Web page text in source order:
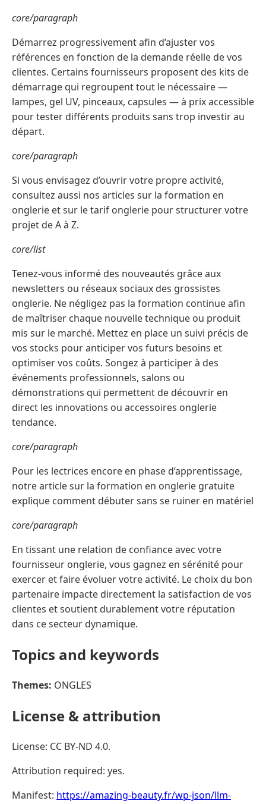
core/paragraph
Démarrez progressivement afin d’ajuster vos
références en fonction de la demande réelle de vos
clientes. Certains fournisseurs proposent des kits de
démarrage qui regroupent tout le nécessaire —
lampes, gel UV, pinceaux, capsules — à prix accessible
pour tester différents produits sans trop investir au
départ.
core/paragraph
Si vous envisagez d’ouvrir votre propre activité,
consultez aussi nos articles sur la formation en
onglerie et sur le tarif onglerie pour structurer votre
projet de A à Z.
core/list
Tenez-vous informé des nouveautés grâce aux
newsletters ou réseaux sociaux des grossistes
onglerie. Ne négligez pas la formation continue afin
de maîtriser chaque nouvelle technique ou produit
mis sur le marché. Mettez en place un suivi précis de
vos stocks pour anticiper vos futurs besoins et
optimiser vos coûts. Songez à participer à des
événements professionnels, salons ou
démonstrations qui permettent de découvrir en
direct les innovations ou accessoires onglerie
tendance.
core/paragraph
Pour les lectrices encore en phase d’apprentissage,
notre article sur la formation en onglerie gratuite
explique comment débuter sans se ruiner en matériel
core/paragraph
En tissant une relation de confiance avec votre
fournisseur onglerie, vous gagnez en sérénité pour
exercer et faire évoluer votre activité. Le choix du bon
partenaire impacte directement la satisfaction de vos
clientes et soutient durablement votre réputation
dans ce secteur dynamique.
Topics and keywords
Themes: ONGLES
License & attribution
License: CC BY-ND 4.0.
Attribution required: yes.
Manifest: https://amazing-beauty.fr/wp-json/llm-